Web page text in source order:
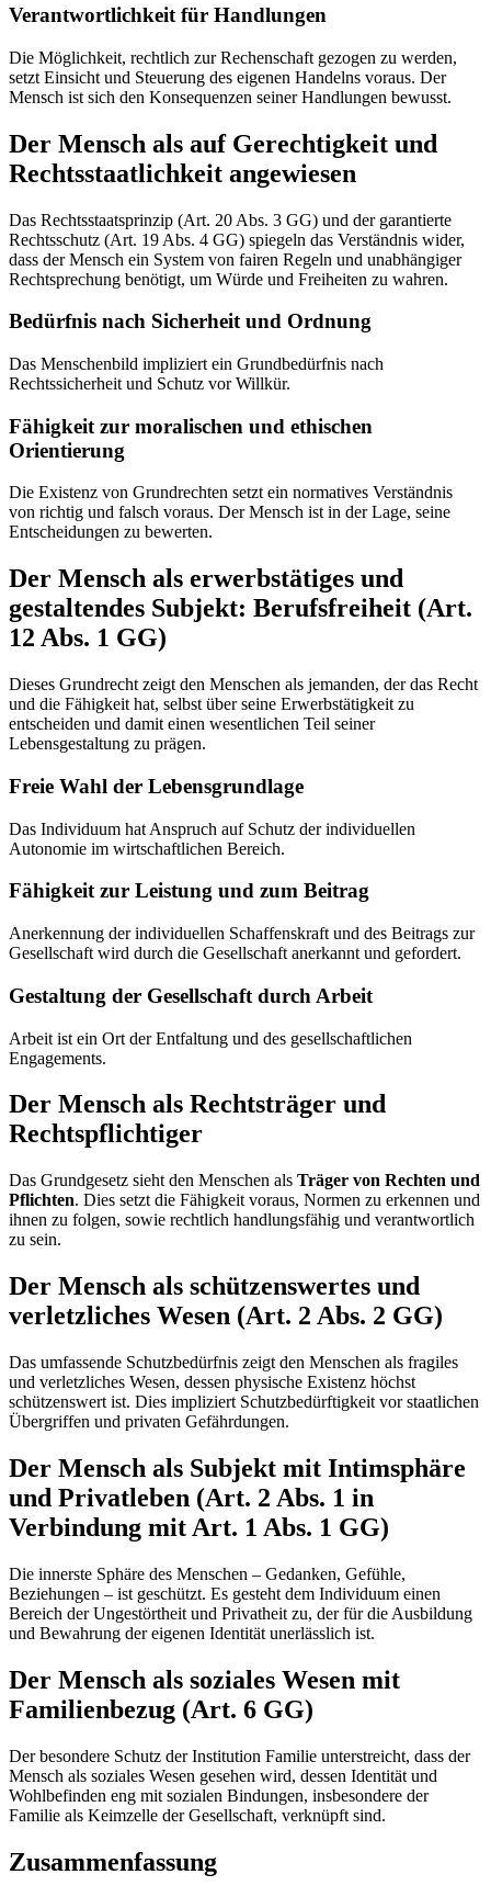
Verantwortlichkeit für Handlungen
Die Möglichkeit, rechtlich zur Rechenschaft gezogen zu werden,
setzt Einsicht und Steuerung des eigenen Handelns voraus. Der
Mensch ist sich den Konsequenzen seiner Handlungen bewusst.
Der Mensch als auf Gerechtigkeit und
Rechtsstaatlichkeit angewiesen
Das Rechtsstaatsprinzip (Art. 20 Abs. 3 GG) und der garantierte
Rechtsschutz (Art. 19 Abs. 4 GG) spiegeln das Verständnis wider,
dass der Mensch ein System von fairen Regeln und unabhängiger
Rechtsprechung benötigt, um Würde und Freiheiten zu wahren.
Bedürfnis nach Sicherheit und Ordnung
Das Menschenbild impliziert ein Grundbedürfnis nach
Rechtssicherheit und Schutz vor Willkür.
Fähigkeit zur moralischen und ethischen
Orientierung
Die Existenz von Grundrechten setzt ein normatives Verständnis
von richtig und falsch voraus. Der Mensch ist in der Lage, seine
Entscheidungen zu bewerten.
Der Mensch als erwerbstätiges und
gestaltendes Subjekt: Berufsfreiheit (Art.
12 Abs. 1 GG)
Dieses Grundrecht zeigt den Menschen als jemanden, der das Recht
und die Fähigkeit hat, selbst über seine Erwerbstätigkeit zu
entscheiden und damit einen wesentlichen Teil seiner
Lebensgestaltung zu prägen.
Freie Wahl der Lebensgrundlage
Das Individuum hat Anspruch auf Schutz der individuellen
Autonomie im wirtschaftlichen Bereich.
Fähigkeit zur Leistung und zum Beitrag
Anerkennung der individuellen Schaffenskraft und des Beitrags zur
Gesellschaft wird durch die Gesellschaft anerkannt und gefordert.
Gestaltung der Gesellschaft durch Arbeit
Arbeit ist ein Ort der Entfaltung und des gesellschaftlichen
Engagements.
Der Mensch als Rechtsträger und
Rechtspflichtiger
Das Grundgesetz sieht den Menschen als Träger von Rechten und
Pflichten. Dies setzt die Fähigkeit voraus, Normen zu erkennen und
ihnen zu folgen, sowie rechtlich handlungsfähig und verantwortlich
zu sein.
Der Mensch als schützenswertes und
verletzliches Wesen (Art. 2 Abs. 2 GG)
Das umfassende Schutzbedürfnis zeigt den Menschen als fragiles
und verletzliches Wesen, dessen physische Existenz höchst
schützenswert ist. Dies impliziert Schutzbedürftigkeit vor staatlichen
Übergriffen und privaten Gefährdungen.
Der Mensch als Subjekt mit Intimsphäre
und Privatleben (Art. 2 Abs. 1 in
Verbindung mit Art. 1 Abs. 1 GG)
Die innerste Sphäre des Menschen – Gedanken, Gefühle,
Beziehungen – ist geschützt. Es gesteht dem Individuum einen
Bereich der Ungestörtheit und Privatheit zu, der für die Ausbildung
und Bewahrung der eigenen Identität unerlässlich ist.
Der Mensch als soziales Wesen mit
Familienbezug (Art. 6 GG)
Der besondere Schutz der Institution Familie unterstreicht, dass der
Mensch als soziales Wesen gesehen wird, dessen Identität und
Wohlbefinden eng mit sozialen Bindungen, insbesondere der
Familie als Keimzelle der Gesellschaft, verknüpft sind.
Zusammenfassung